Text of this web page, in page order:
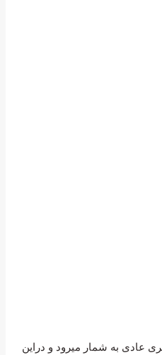
عادی به شمار میرود و دراین